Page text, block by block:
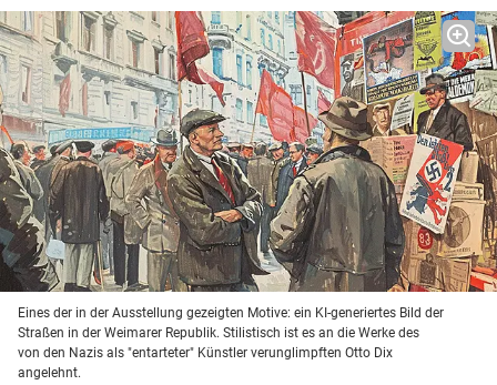
Eines der in der Ausstellung gezeigten Motive: ein KI-generiertes Bild der
Straßen in der Weimarer Republik. Stilistisch ist es an die Werke des
von den Nazis als "entarteter" Künstler verunglimpften Otto Dix
angelehnt.